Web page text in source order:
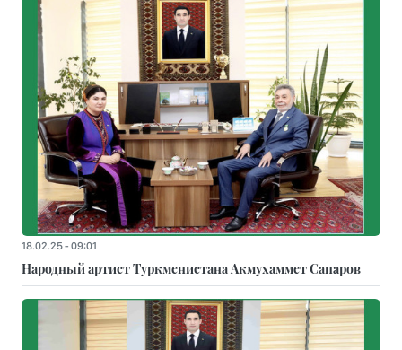
18.02.25 - 09:01
Народный артист Туркменистана Акмухаммет Сапаров